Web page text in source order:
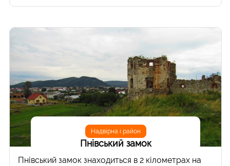
Надвірна і район
Пнівський замок
Пнівський замок знаходиться в 2 кілометрах на